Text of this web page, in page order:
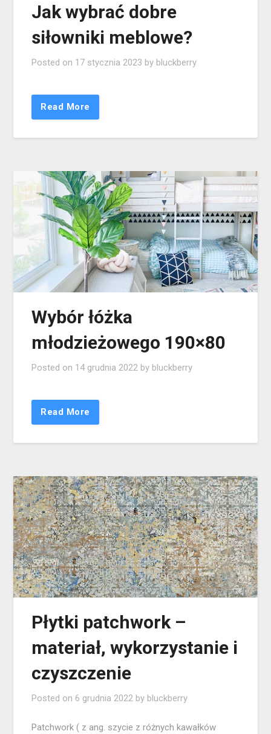
Jak wybrać dobre
siłowniki meblowe?
Posted on 17 stycznia 2023 by bluckberry
Read More
Wybór łóżka
młodzieżowego 190×80
Posted on 14 grudnia 2022 by bluckberry
Read More
Płytki patchwork –
materiał, wykorzystanie i
czyszczenie
Posted on 6 grudnia 2022 by bluckberry
Patchwork ( z ang. szycie z różnych kawałków